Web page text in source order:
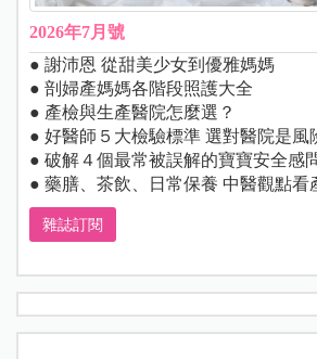
2026年7月號
● 謝沛恩 從甜美少女到優雅媽媽
● 剖婦產媽媽各階段照護大全
● 產檢與生產醫院怎麼選？
● 好醫師５大檢驗標準 選對醫院是風
● 破解４個最常被誤解的寶寶安全感
● 藥膳、茶飲、日常保養 中醫觀點看
雜誌訂閱